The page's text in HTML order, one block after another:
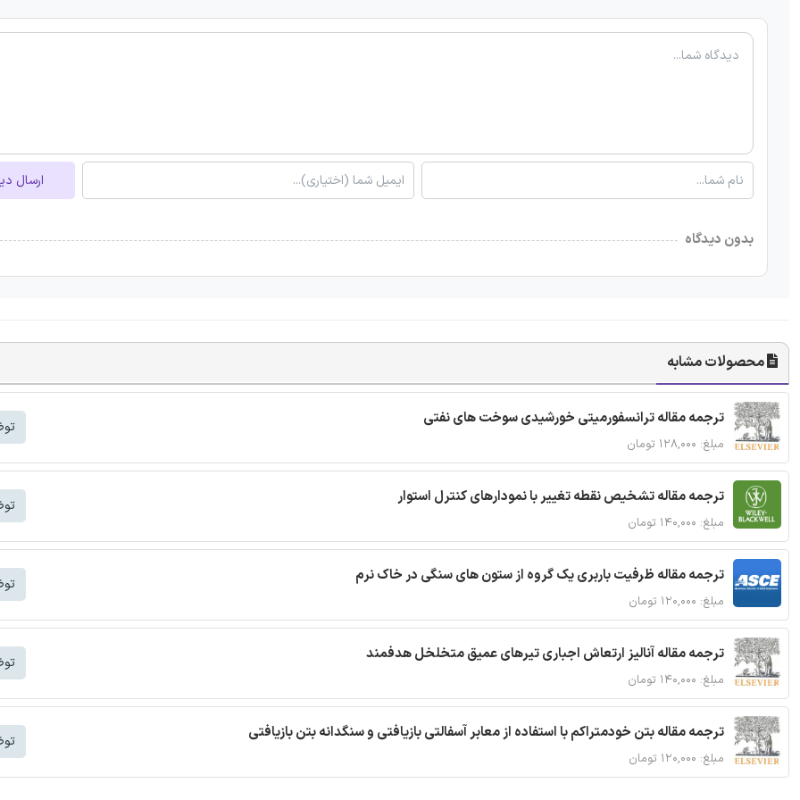
ارسال
بدون دیدگاه
محصولات مشابه
ترجمه مقاله ترانسفورمیتی خورشیدی سوخت های نفتی
مبلغ: ۱۲۸,۰۰۰ تومان
ترجمه مقاله تشخیص نقطه تغییر با نمودارهای کنترل استوار
مبلغ: ۱۴۰,۰۰۰ تومان
ترجمه مقاله ظرفیت باربری یک گروه از ستون های سنگی در خاک نرم
مبلغ: ۱۲۰,۰۰۰ تومان
ترجمه مقاله آنالیز ارتعاش اجباری تیرهای عمیق متخلخل هدفمند
مبلغ: ۱۴۰,۰۰۰ تومان
ترجمه مقاله بتن خودمتراکم با استفاده از معابر آسفالتی بازیافتی و سنگدانه بتن بازیافتی
مبلغ: ۱۲۰,۰۰۰ تومان